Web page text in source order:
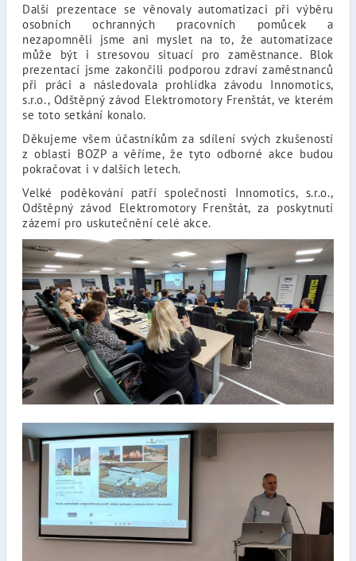
Další prezentace se věnovaly automatizaci při výběru
osobních ochranných pracovních pomůcek a
nezapomněli jsme ani myslet na to, že automatizace
může být i stresovou situací pro zaměstnance. Blok
prezentací jsme zakončili podporou zdraví zaměstnanců
při práci a následovala prohlídka závodu Innomotics,
s.r.o., Odštěpný závod Elektromotory Frenštát, ve kterém
se toto setkání konalo.
Děkujeme všem účastníkům za sdílení svých zkušeností
z oblasti BOZP a věříme, že tyto odborné akce budou
pokračovat i v dalších letech.
Velké poděkování patří společnosti Innomotics, s.r.o.,
Odštěpný závod Elektromotory Frenštát, za poskytnutí
zázemí pro uskutečnění celé akce.